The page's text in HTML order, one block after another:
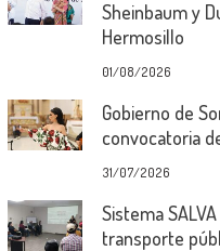
Sheinbaum y
Hermosillo
01/08/2026
Gobierno de
convocatoria
31/07/2026
Sistema
transporte